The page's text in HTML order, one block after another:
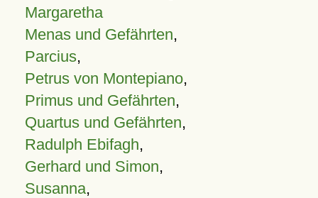
Margaretha
Menas und Gefährten,
Parcius,
Petrus von Montepiano,
Primus und Gefährten,
Quartus und Gefährten,
Radulph Ebifagh,
Gerhard und Simon,
Susanna,